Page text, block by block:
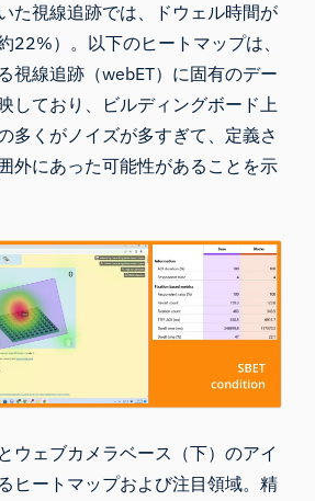
た視線追跡では、ドウェル時間が
22%）。以下のヒートマップは、
視線追跡（webET）に固有のデー
しており、ビルディングボード上
多くがノイズが多すぎて、定義さ
外にあった可能性があることを示
ウェブカメラベース（下）のアイ
ヒートマップおよび注目領域。精